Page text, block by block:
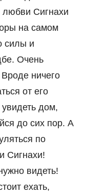
любви Сигнахи
на самом
силы и
Очень
ничего
от его
дом,
до сих пор. А
по
Сигнахи!
видеть!
ехать,